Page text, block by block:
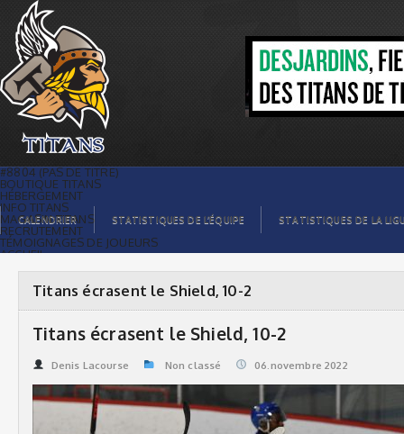
Titans écrasent le Shield, 10-2 | Titans
de témiscaming
#8804 (PAS DE TITRE)
BOUTIQUE TITANS
HÉBERGEMENT
INFO TITANS
MAGASIN TITANS
RECRUTEMENT
TÉMOIGNAGES DE JOUEURS
ACCUEIL
GALERIE PHOTOS
STATISTIQUES
ORGANISATION
CALENDRIER
COMMANDITAIRES
STATISTIQUES DE LA LIGUE
CALENDRIER STATISTIQUES DE L’ÉQUIPE STATISTIQUES DE LA
Titans écrasent le Shield, 10-2
Titans écrasent le Shield, 10-2
Denis Lacourse Non classé 06.novembre 2022